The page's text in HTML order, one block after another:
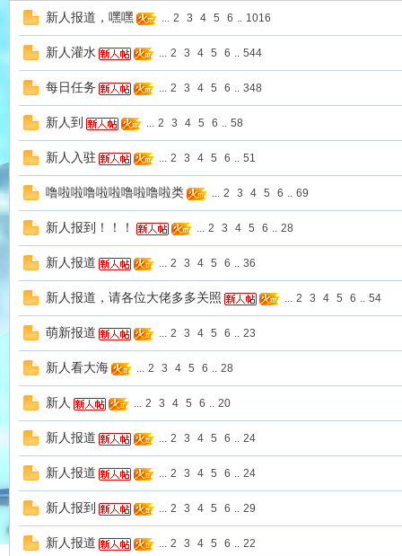
喵
新人报道，嘿嘿 ... 2 3 4 5 6 .. 1016
新人灌水 ... 2 3 4 5 6 .. 544
每日任务 ... 2 3 4 5 6 .. 348
新人到 ... 2 3 4 5 6 .. 58
新人入驻 ... 2 3 4 5 6 .. 51
噜啦啦噜啦啦噜啦噜啦类 ... 2 3 4 5 6 .. 69
新人报到！！！ ... 2 3 4 5 6 .. 28
新人报道 ... 2 3 4 5 6 .. 36
新人报道，请各位大佬多多关照 ... 2 3 4 5 6 .. 54
萌新报道 ... 2 3 4 5 6 .. 23
新人看大海 ... 2 3 4 5 6 .. 28
新人 ... 2 3 4 5 6 .. 20
新人报道 ... 2 3 4 5 6 .. 24
新人报道 ... 2 3 4 5 6 .. 24
新人报到 ... 2 3 4 5 6 .. 29
新人报道 ... 2 3 4 5 6 .. 22